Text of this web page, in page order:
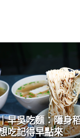
早吳吃麵：隱身
吃記得早點來
READ
MORE